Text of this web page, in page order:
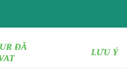
ĐÃ
LƯU Ý